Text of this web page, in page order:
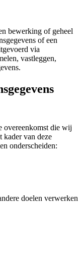
bewerking of geheel
of een
via
vastleggen,
overeenkomst die wij
kader van deze
onderscheiden:
doelen verwerken